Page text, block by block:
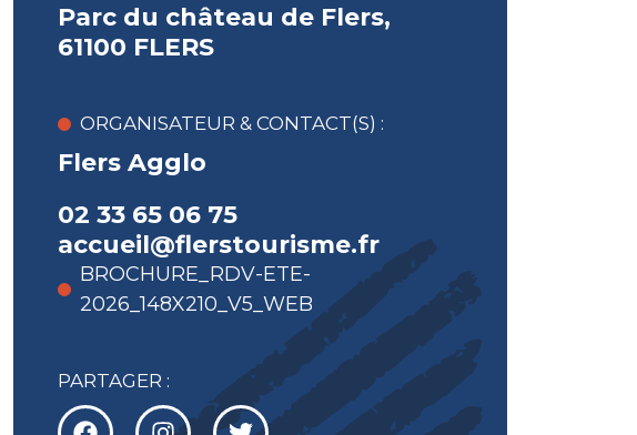
Parc du château de Flers,
61100 FLERS
ORGANISATEUR & CONTACT(S) :
Flers Agglo
02 33 65 06 75
accueil@flerstourisme.fr
BROCHURE_RDV-ETE-
2026_148X210_V5_WEB
PARTAGER :